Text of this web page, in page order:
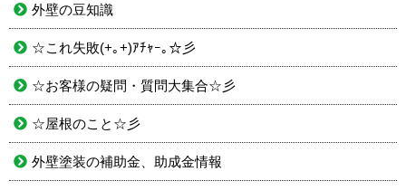
外壁の豆知識
☆これ失敗(+｡+)ｱﾁｬｰ｡☆彡
☆お客様の疑問・質問大集合☆彡
☆屋根のこと☆彡
外壁塗装の補助金、助成金情報